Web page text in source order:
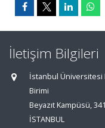
İletişim Bilgileri
İstanbul Üniversitesi
Birimi
Beyazıt Kampüsü,
İSTANBUL